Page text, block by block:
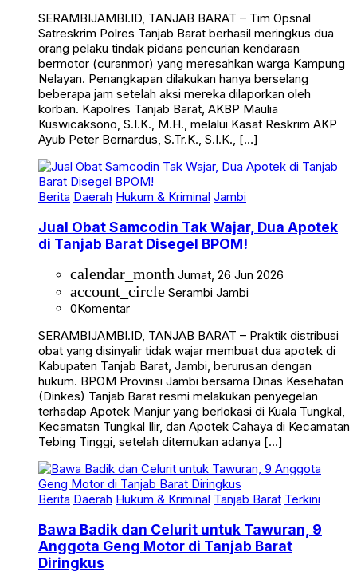
SERAMBIJAMBI.ID, TANJAB BARAT – Tim Opsnal
Satreskrim Polres Tanjab Barat berhasil meringkus dua
orang pelaku tindak pidana pencurian kendaraan
bermotor (curanmor) yang meresahkan warga Kampung
Nelayan. Penangkapan dilakukan hanya berselang
beberapa jam setelah aksi mereka dilaporkan oleh
korban. Kapolres Tanjab Barat, AKBP Maulia
Kuswicaksono, S.I.K., M.H., melalui Kasat Reskrim AKP
Ayub Peter Bernardus, S.Tr.K., S.I.K., […]
Berita Daerah Hukum & Kriminal Jambi
Jual Obat Samcodin Tak Wajar, Dua Apotek
di Tanjab Barat Disegel BPOM!
calendar_month Jumat, 26 Jun 2026
account_circle Serambi Jambi
0Komentar
SERAMBIJAMBI.ID, TANJAB BARAT – Praktik distribusi
obat yang disinyalir tidak wajar membuat dua apotek di
Kabupaten Tanjab Barat, Jambi, berurusan dengan
hukum. BPOM Provinsi Jambi bersama Dinas Kesehatan
(Dinkes) Tanjab Barat resmi melakukan penyegelan
terhadap Apotek Manjur yang berlokasi di Kuala Tungkal,
Kecamatan Tungkal Ilir, dan Apotek Cahaya di Kecamatan
Tebing Tinggi, setelah ditemukan adanya […]
Berita Daerah Hukum & Kriminal Tanjab Barat Terkini
Bawa Badik dan Celurit untuk Tawuran, 9
Anggota Geng Motor di Tanjab Barat
Diringkus